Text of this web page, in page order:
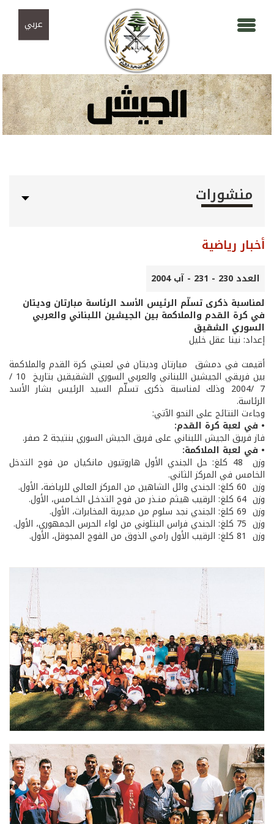
عربي
منشورات
أخبار رياضية
العدد 230 - 231 - آب 2004
لمناسبة ذكرى تسلّم الرئيس الأسد الرئاسة مبارتان وديتان
في كرة القدم والملاكمة بين الجيشين اللبناني والعربي
السوري الشقيق
إعداد: نينا عقل خليل
أقيمت في دمشق ­ مبارتان وديتان في لعبتي كرة القدم والملاكمة
بين فريقي الجيشين اللبناني والعربي السوري الشقيقين بتاريخ 10 /
7 /2004 وذلك لمناسبة ذكرى تسلّم السيد الرئيس بشار الأسد
الرئاسة.
وجاءت النتائج على النحو الآتي:
• في لعبة كرة القدم:
فاز فريق الجيش اللبناني على فريق الجيش السوري بنتيجة ­2 صفر.
• في لعبة الملاكمة:
وزن 48 كلغ: حل الجندي الأول هاروتيون مانكيان من فوج التدخل
الخامس في المركز الثاني.
وزن 60 كلغ: الجندي وائل الشاهين من المركز العالي للرياضة، الأول.
وزن 64 كلغ: الرقيب هيثم منـذر من فوج التدخـل الخـامس، الأول.
وزن 69 كلغ: الجندي نجد سلوم من مديرية المخابرات، الأول.
وزن 75 كلغ: الجندي فراس البتلوني من لواء الحرس الجمهوري، الأول.
وزن 81 كلغ: الرقيب الأول رامي الذوق من الفوج المجوقل، الأول.